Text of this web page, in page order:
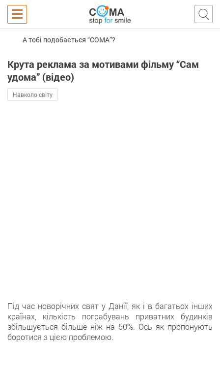
А тобі подобається “COMA”?
Крута реклама за мотивами фільму “Сам
удома” (відео)
Навколо світу
Під час новорічних свят у Данії, як і в багатьох інших
країнах, кількість пограбувань приватних будинків
збільшується більше ніж на 50%. Ось як пропонують
боротися з цією проблемою.